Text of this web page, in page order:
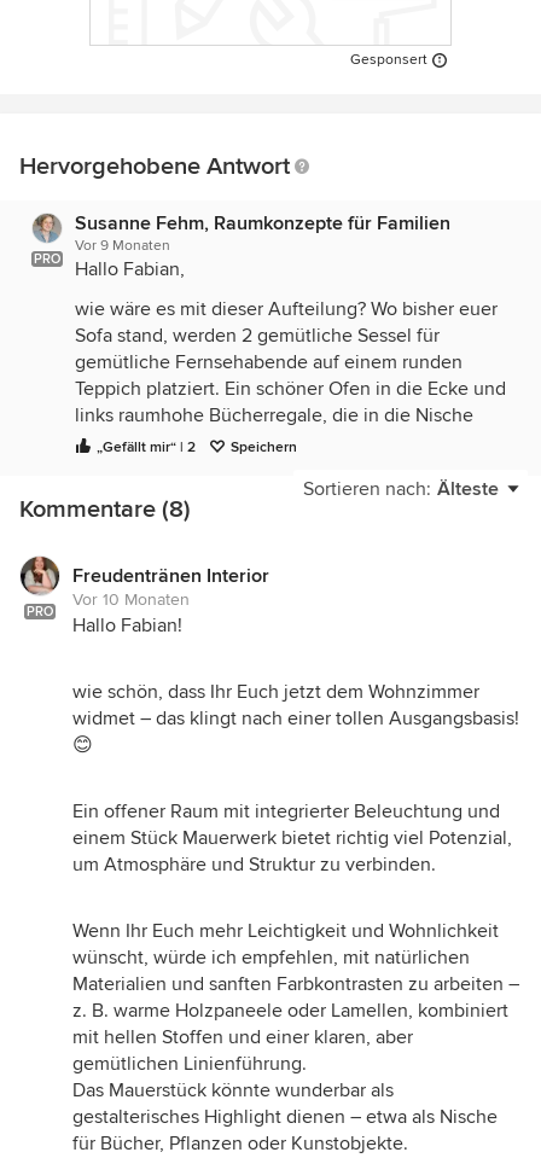
Gesponsert
Hervorgehobene Antwort
PRO
Susanne Fehm, Raumkonzepte für Familien
Vor 9 Monaten
Hallo Fabian,
wie wäre es mit dieser Aufteilung? Wo bisher euer
Sofa stand, werden 2 gemütliche Sessel für
gemütliche Fernsehabende auf einem runden
Teppich platziert. Ein schöner Ofen in die Ecke und
links raumhohe Bücherregale, die in die Nische
eingebaut werden. Euer Sofa inkl. Teppich wandert
Den Teppich unter dem Esstisch würde ich
entfernen…sonst sieht es aus wie eine
Liebe Grüße
Susanne
„Gefällt mir“ | 2 Speichern
Sortieren nach: Älteste
Kommentare (8)
PRO
Freudentränen Interior
Vor 10 Monaten
Hallo Fabian!
wie schön, dass Ihr Euch jetzt dem Wohnzimmer
widmet – das klingt nach einer tollen Ausgangsbasis!
😊
Ein offener Raum mit integrierter Beleuchtung und
einem Stück Mauerwerk bietet richtig viel Potenzial,
um Atmosphäre und Struktur zu verbinden.
Wenn Ihr Euch mehr Leichtigkeit und Wohnlichkeit
wünscht, würde ich empfehlen, mit natürlichen
Materialien und sanften Farbkontrasten zu arbeiten –
z. B. warme Holzpaneele oder Lamellen, kombiniert
mit hellen Stoffen und einer klaren, aber
gemütlichen Linienführung.
Das Mauerstück könnte wunderbar als
gestalterisches Highlight dienen – etwa als Nische
für Bücher, Pflanzen oder Kunstobjekte.